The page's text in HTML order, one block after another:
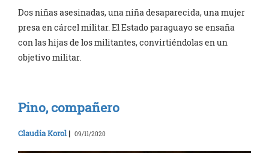
Dos niñas asesinadas, una niña desaparecida, una mujer
presa en cárcel militar. El Estado paraguayo se ensaña
con las hijas de los militantes, convirtiéndolas en un
objetivo militar.
Pino, compañero
Claudia Korol | 09/11/2020